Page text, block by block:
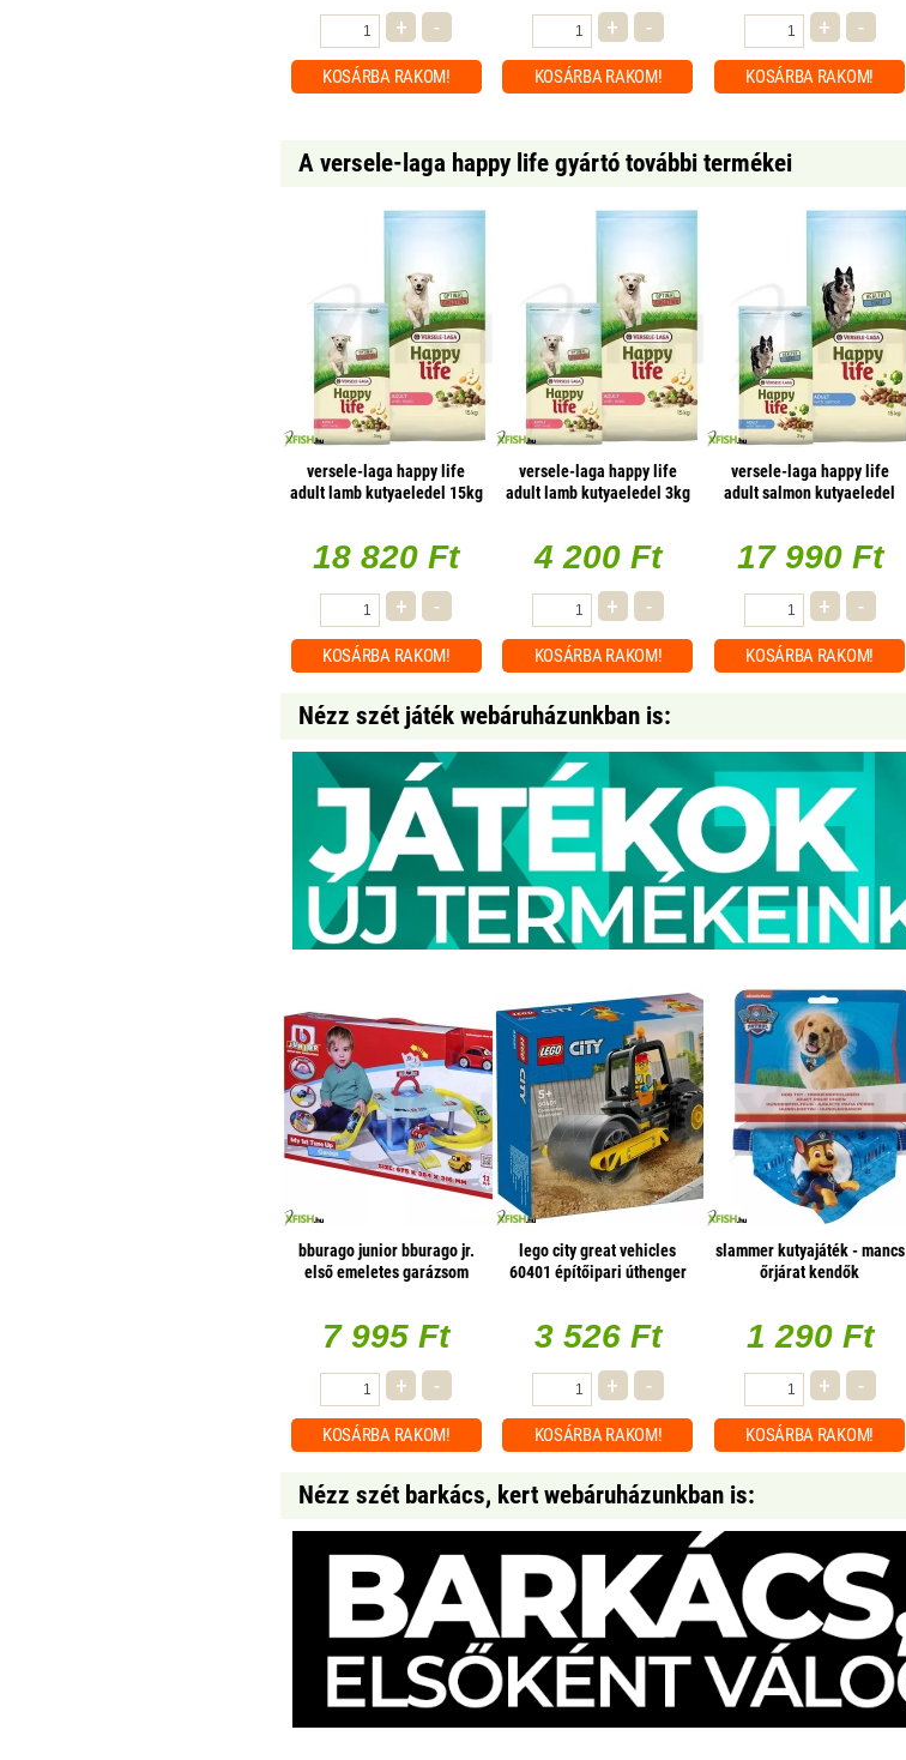
+ -
KOSÁRBA RAKOM!
+ -
KOSÁRBARAKOM!
+ -
KOSÁRBA RAKOM!
A versele-laga happy life gyártó további termékei
versele-laga happy life
adult lamb kutyaeledel 15kg
18 820 Ft
+ -
KOSÁRBA RAKOM!
versele-laga happy life
adult lamb kutyaeledel 3kg
4 200 Ft
+ -
KOSÁRBARAKOM!
versele-laga happy life
adult salmon kutyaeledel
17 990 Ft
+ -
KOSÁRBA RAKOM!
Nézz szét játék webáruházunkban is:
bburago junior bburago jr.
első emeletes garázsom
7 995 Ft
+ -
KOSÁRBA RAKOM!
lego city great vehicles
60401 építőipari úthenger
3 526 Ft
+ -
KOSÁRBA RAKOM!
slammer kutyajáték - mancs
őrjárat kendők
1 290 Ft
+ -
KOSÁRBA RAKOM!
Nézz szét barkács, kert webáruházunkban is: